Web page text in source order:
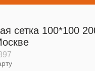
сетка 100*100